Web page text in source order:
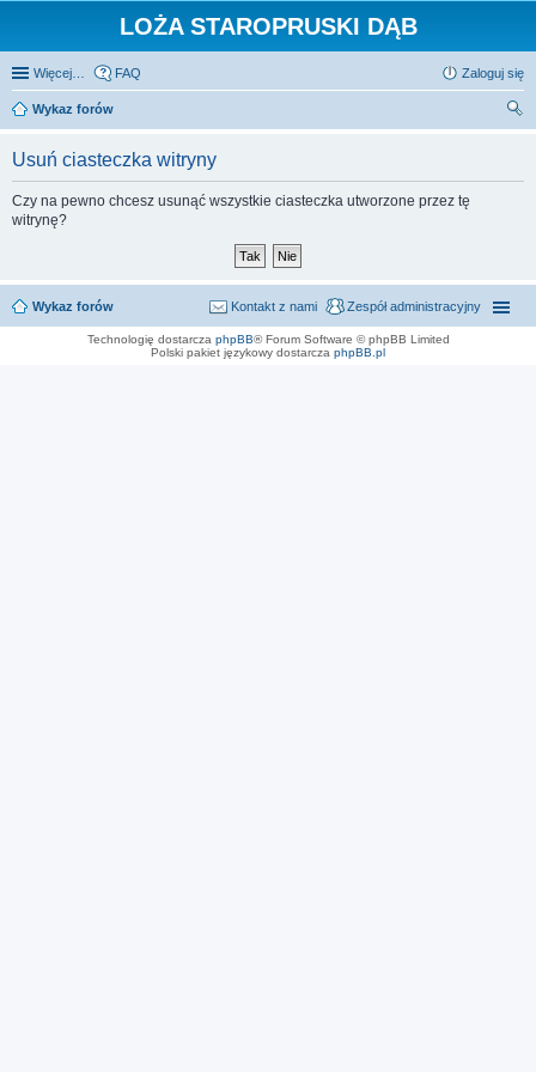
LOŻA STAROPRUSKI DĄB
Więcej… FAQ Zaloguj się
Wykaz forów
Usuń ciasteczka witryny
Czy na pewno chcesz usunąć wszystkie ciasteczka utworzone przez tę
witrynę?
Wykaz forów Zespół administracyjny
Kontakt z nami
Technologię dostarcza phpBB® Forum Software © phpBB Limited
Polski pakiet językowy dostarcza phpBB.pl